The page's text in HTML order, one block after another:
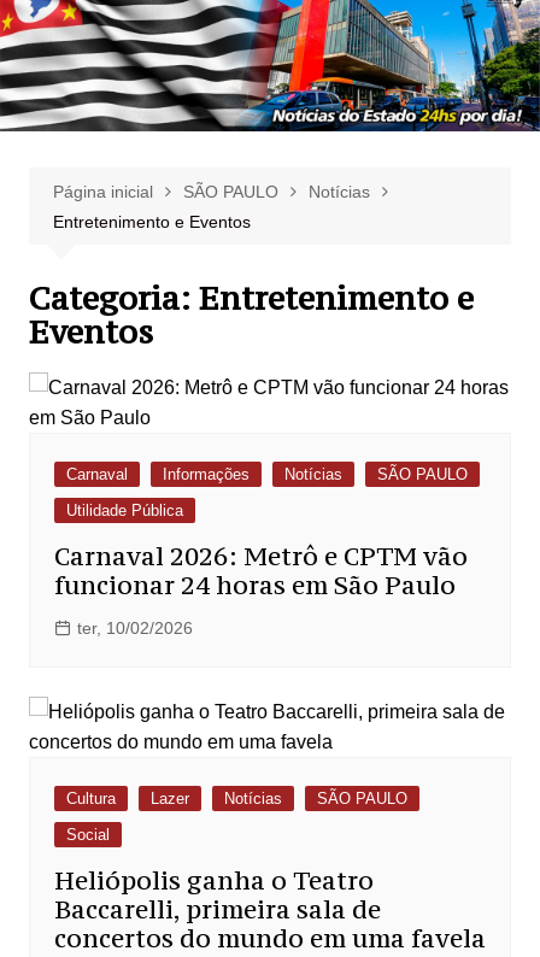
Página inicial SÃO PAULO
Notícias
Entretenimento e Eventos
Categoria: Entretenimento e
Eventos
Carnaval Informações Notícias
SÃO PAULO
Utilidade Pública
Carnaval 2026: Metrô e CPTM vão
funcionar 24 horas em São Paulo
ter, 10/02/2026
Cultura Lazer Notícias
SÃO PAULO
Social
Heliópolis ganha o Teatro
Baccarelli, primeira sala de
concertos do mundo em uma favela